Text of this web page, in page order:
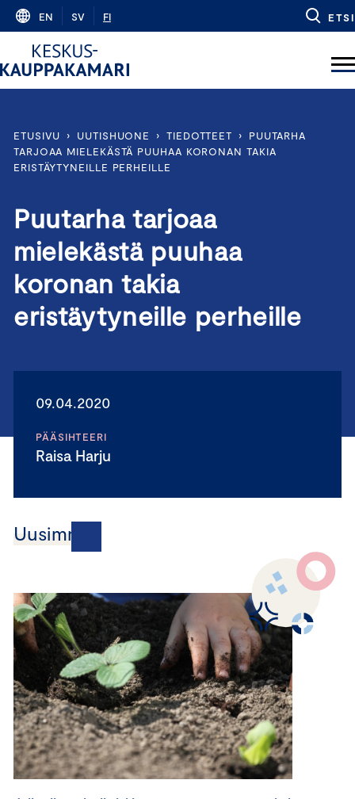
Skip
content
EN SV FI ETSI
ETUSIVU › UUTISHUONE › TIEDOTTEET ›
PUUTARHA
TARJOAA MIELEKÄSTÄ PUUHAA KORONAN TAKIA
ERISTÄYTYNEILLE PERHEILLE
Puutarha tarjoaa
mielekästä puuhaa
koronan takia
eristäytyneille perheille
09.04.2020
PÄÄSIHTEERI
Raisa Harju
Uusimmat